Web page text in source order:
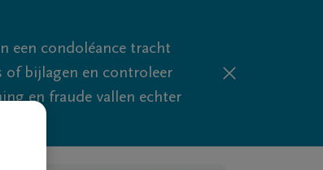
een condoléance tracht
of bijlagen en controleer
en fraude vallen echter